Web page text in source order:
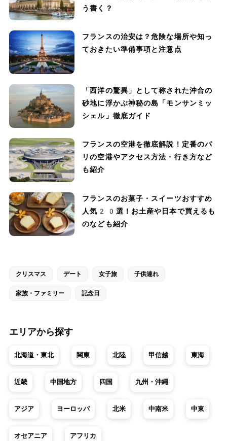
う書く？
フランスの治安は？危険な場所や知っ
ておきたい準備事項と注意点
「西洋の驚異」として称された沖合の
砂地に浮かぶ神秘の島「モンサンミッ
シェル」徹底ガイド
フランスの空港を徹底解説！定番のパ
リの空港やアクセス方法・行き方など
も紹介
フランスのお菓子・スイーツおすすめ
人気20選！お土産や日本で買えるも
のなども紹介
クリスマス デート 女子旅 子供連れ
家族・ファミリー 記念日
エリアから探す
北海道・東北 関東 北陸 甲信越 東海
近畿 中国地方 四国 九州・沖縄
アジア ヨーロッパ 北米 中南米 中東
オセアニア アフリカ